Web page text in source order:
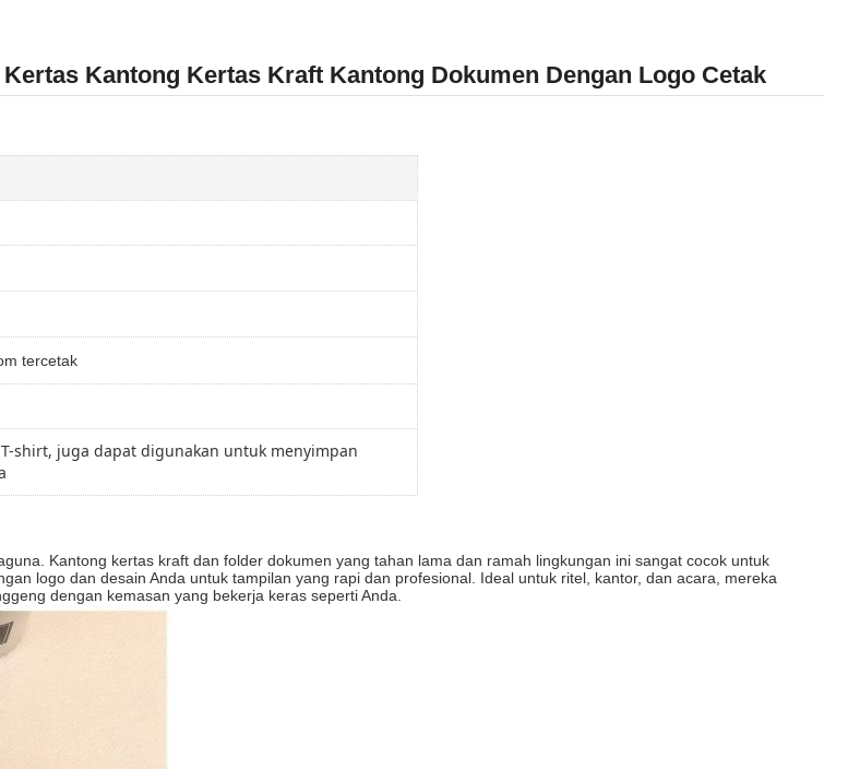
Kantong Kertas Kraft Kantong Dokumen Dengan Logo Cetak
tercetak
shirt, juga dapat digunakan untuk menyimpan
Kantong kertas kraft dan folder dokumen yang tahan lama dan ramah lingkungan ini sangat cocok untuk
logo dan desain Anda untuk tampilan yang rapi dan profesional. Ideal untuk ritel, kantor, dan acara, mereka
dengan kemasan yang bekerja keras seperti Anda.